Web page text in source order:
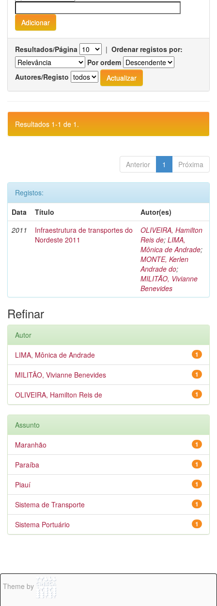
Resultados/Página | Ordenar registos por:
Por ordem
Autores/Registo
Resultados 1-1 de 1.
Anterior 1 Próxima
Registos:
Data
Título
Autor(es)
2011
Infraestrutura de transportes do
Nordeste 2011
OLIVEIRA, Hamilton
Reis de; LIMA,
Mônica de Andrade;
MONTE, Kerlen
Andrade do;
MILITÃO, Vivianne
Benevides
Refinar
Autor
1
LIMA, Mônica de Andrade
1
MILITÃO, Vivianne Benevides
1
OLIVEIRA, Hamilton Reis de
Assunto
1
Maranhão
1
Paraíba
1
Piauí
1
Sistema de Transporte
1
Sistema Portuário
Theme by